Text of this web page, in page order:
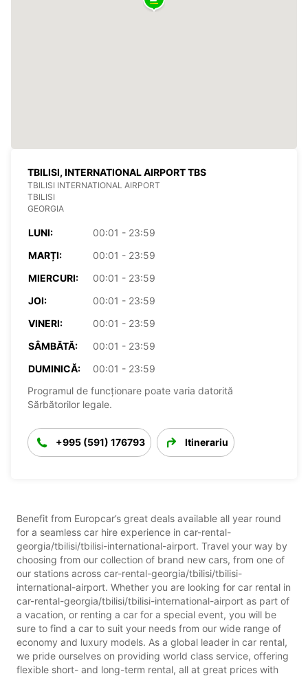
TBILISI, INTERNATIONAL AIRPORT TBS
TBILISI INTERNATIONAL AIRPORT
TBILISI
GEORGIA
LUNI:
00:01 - 23:59
MARȚI:
00:01 - 23:59
MIERCURI:
00:01 - 23:59
JOI:
00:01 - 23:59
VINERI:
00:01 - 23:59
SÂMBĂTĂ:
00:01 - 23:59
DUMINICĂ:
00:01 - 23:59
Programul de funcționare poate varia datorită
Sărbătorilor legale.
+995 (591) 176793 Itinerariu
Benefit from Europcar’s great deals available all year round
for a seamless car hire experience in car-rental-
georgia/tbilisi/tbilisi-international-airport. Travel your way by
choosing from our collection of brand new cars, from one of
our stations across car-rental-georgia/tbilisi/tbilisi-
international-airport. Whether you are looking for car rental in
car-rental-georgia/tbilisi/tbilisi-international-airport as part of
a vacation, or renting a car for a special event, you will be
sure to find a car to suit your needs from our wide range of
economy and luxury models. As a global leader in car rental,
we pride ourselves on providing world class service, offering
flexible short- and long-term rental, all at great prices with